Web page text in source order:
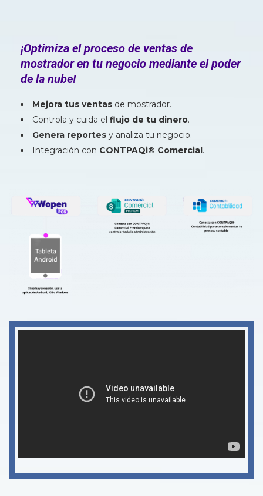
¡Optimiza el proceso de ventas de
mostrador en tu negocio mediante el poder
de la nube!
Mejora tus ventas de mostrador.
Controla y cuida el flujo de tu dinero.
Genera reportes y analiza tu negocio.
Integración con CONTPAQi® Comercial.